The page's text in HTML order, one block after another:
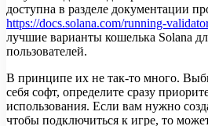
доступна в разделе документации
https://docs.solana.com/running-validator
лучшие варианты кошелька Solana
пользователей.
В принципе их не так-то много.
себя софт, определите сразу
использования. Если вам нужно
чтобы подключиться к игре, то